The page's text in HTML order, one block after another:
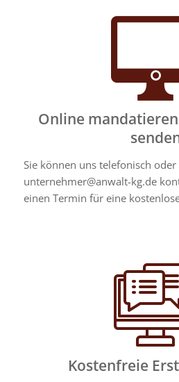
Online
Sie können uns telefonisch oder
unternehmer@anwalt-kg.de
einen Termin für eine
Kostenfreie